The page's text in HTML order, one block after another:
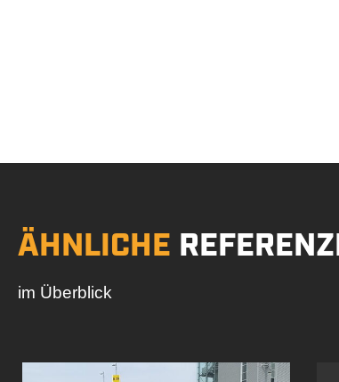
ÄHNLICHE
im Überblick